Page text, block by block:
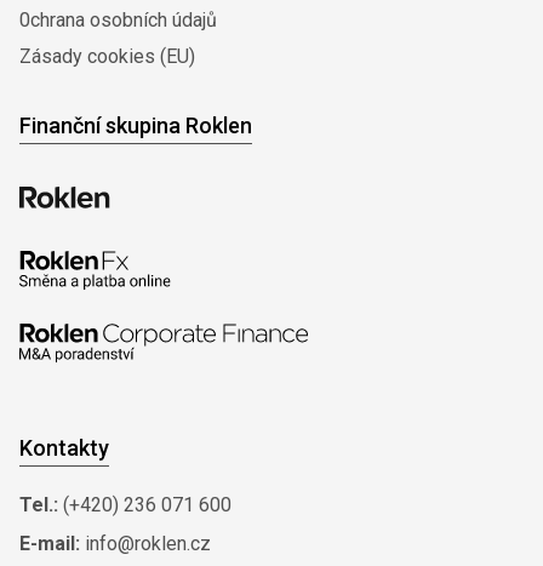
0chrana osobních údajů
Zásady cookies (EU)
Finanční skupina Roklen
Kontakty
Tel.: (+420) 236 071 600
E-mail: info@roklen.cz